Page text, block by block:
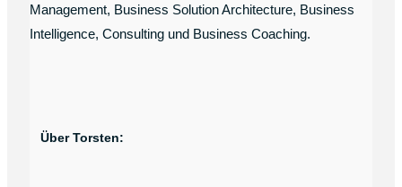
Management, Business Solution Architecture, Business
Intelligence, Consulting und Business Coaching.
Über Torsten: